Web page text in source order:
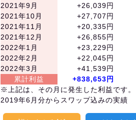
2021年9月
+26,039円
2021年10月
+27,707円
2021年11月
+20,335円
2021年12月
+26,855円
2022年1月
+23,229円
2022年2月
+22,045円
2022年3月
+41,539円
累計利益
+838,653円
※上記は、その月に発生した利益です。
2019年6月分からスワップ込みの実績